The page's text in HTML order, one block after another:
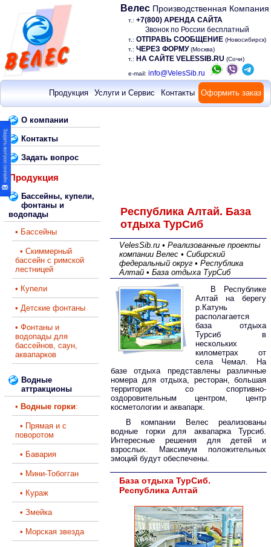
Велес Производственная Компания
т.: +7(800) АРЕНДА САЙТА
Звонок по России бесплатный
т.: ОТПРАВЬ СООБЩЕНИЕ (Новосибирск)
т.: ЧЕРЕЗ ФОРМУ (Москва)
т.: НА САЙТЕ VELESSIB.RU (Сочи)
e-mail: info@VelesSib.ru
Продукция Услуги и Сервис Контакты Оформить заказ
О компании
Контакты
Задать вопрос
Продукция
Бассейны, купели,
фонтаны и
водопады
• Бассейны
• Скиммерный
бассейн с римской
лестницей
• Купели
• Детские фонтаны
• Фонтаны и
водопады для
бассейнов, саун,
аквапарков
Водные
аттракционы
• Водные горки:
• Прямая и с
поворотом
• Бавария
• Мини-Тобогган
• Кураж
• Змейка
• Морская звезда
Республика Алтай. База
отдыха ТурСиб
VelesSib.ru • Реализованные проекты
компании Велес • Сибирский
федеральный округ • Республика
Алтай • База отдыха ТурСиб
В Республике
Алтай на берегу
р.Катунь
располагается
база отдыха
Турсиб в
нескольких
километрах от
села Чемал. На
базе отдыха представлены различные
номера для отдыха, ресторан, большая
территория со спортивно-
оздоровительным центром, центр
косметологии и аквапарк.
В компании Велес реализованы
водные горки для аквапарка Турсиб.
Интересные решения для детей и
взрослых. Максимум положительных
эмоций будут обеспечены.
База отдыха ТурСиб.
Республика Алтай